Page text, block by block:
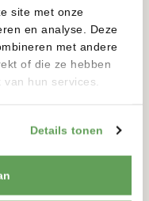
site met onze
en analyse. Deze
met andere
of die ze hebben
hun services.
Details tonen